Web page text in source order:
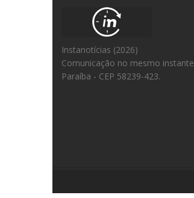
Instanotícias (2026)
Comunicação no mesmo instante
Paraíba - CEP 58239-423.